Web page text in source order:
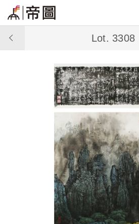
Lot. 3308